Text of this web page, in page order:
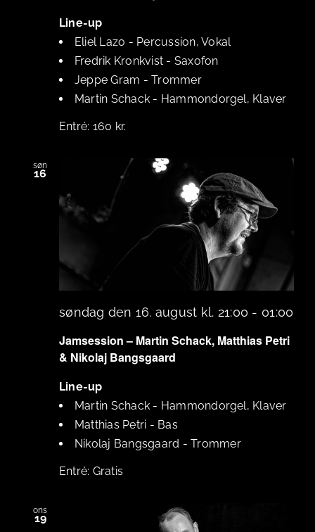
Line-up
Eliel Lazo - Percussion, Vokal
Fredrik Kronkvist - Saxofon
Jeppe Gram -Trommer
Martin Schack - Hammondorgel, Klaver
160 kr.
søn
16
søndag den 16. august kl. 21:00 - 01:00
Jamsession – Martin Schack, Matthias Petri
& Nikolaj Bangsgaard
Line-up
Martin Schack - Hammondorgel, Klaver
Matthias Petri - Bas
Nikolaj Bangsgaard -Trommer
Gratis
ons
19